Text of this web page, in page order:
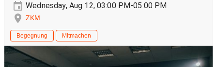
Wednesday, Aug 12, 03:00 PM-05:00 PM
ZKM
Begegnung Mitmachen